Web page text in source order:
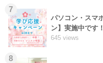
7
パソコン・スマ
ン】実施中です！
645 views
8